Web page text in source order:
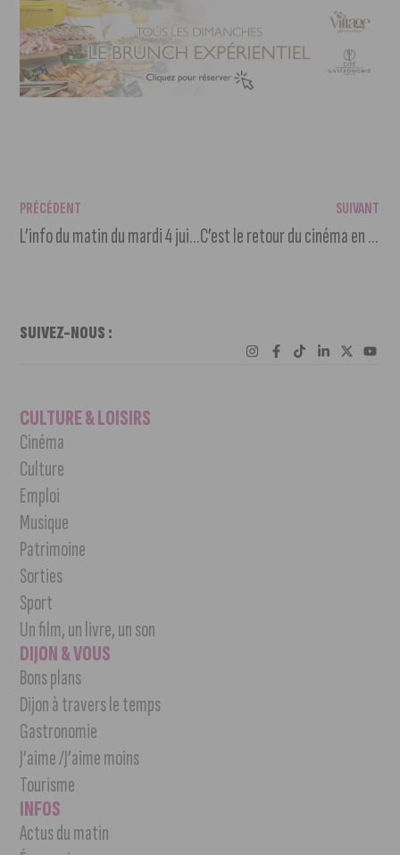
PRÉCÉDENT
L’info du matin du mardi 4 juin 2024
SUIVANT
C’est le retour du cinéma en plein air à la Toison d’Or !
SUIVEZ-NOUS :
CULTURE & LOISIRS
Cinéma
Culture
Emploi
Musique
Patrimoine
Sorties
Sport
Un film, un livre, un son
DIJON & VOUS
Bons plans
Dijon à travers le temps
Gastronomie
J’aime /J’aime moins
Tourisme
INFOS
Actus du matin